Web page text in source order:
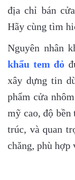
địa chỉ bán
Hãy cùng tìm
Nguyên nhân
khẩu tem đỏ
xây dựng tin
phẩm cửa
mỹ cao, độ
trúc, và quan
chăng, phù hợp